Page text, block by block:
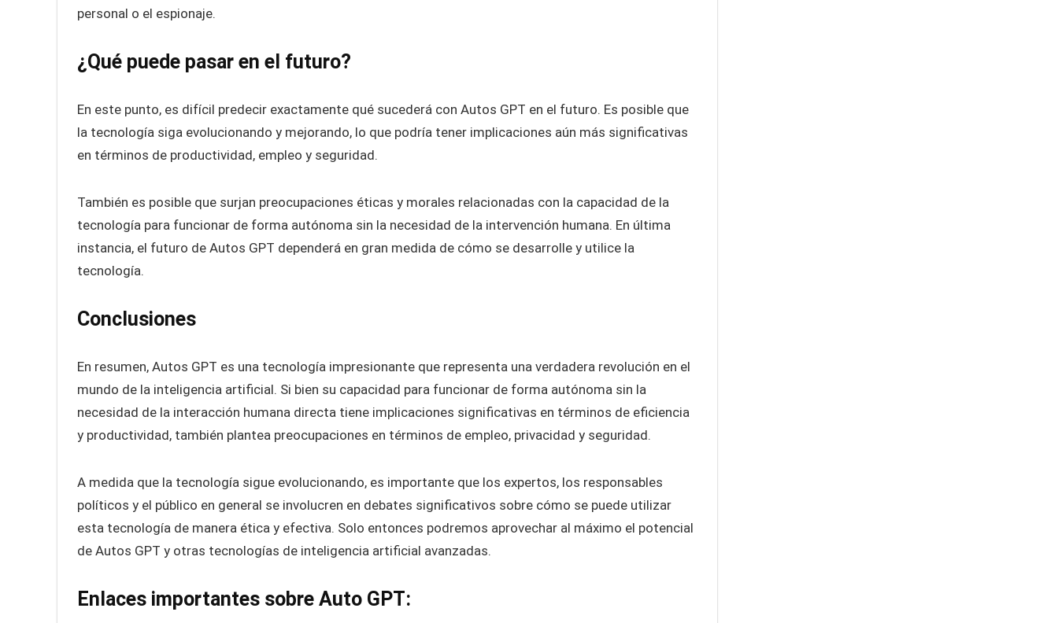
personal o el espionaje.
¿Qué puede pasar en el futuro?
En este punto, es difícil predecir exactamente qué sucederá con Autos GPT en el futuro. Es posible que
la tecnología siga evolucionando y mejorando, lo que podría tener implicaciones aún más significativas
en términos de productividad, empleo y seguridad.
También es posible que surjan preocupaciones éticas y morales relacionadas con la capacidad de la
tecnología para funcionar de forma autónoma sin la necesidad de la intervención humana. En última
instancia, el futuro de Autos GPT dependerá en gran medida de cómo se desarrolle y utilice la
tecnología.
Conclusiones
En resumen, Autos GPT es una tecnología impresionante que representa una verdadera revolución en el
mundo de la inteligencia artificial. Si bien su capacidad para funcionar de forma autónoma sin la
necesidad de la interacción humana directa tiene implicaciones significativas en términos de eficiencia
y productividad, también plantea preocupaciones en términos de empleo, privacidad y seguridad.
A medida que la tecnología sigue evolucionando, es importante que los expertos, los responsables
políticos y el público en general se involucren en debates significativos sobre cómo se puede utilizar
esta tecnología de manera ética y efectiva. Solo entonces podremos aprovechar al máximo el potencial
de Autos GPT y otras tecnologías de inteligencia artificial avanzadas.
Enlaces importantes sobre Auto GPT: